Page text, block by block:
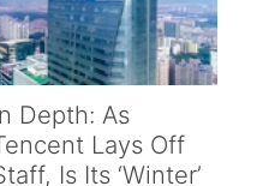
Depth: As
Lays Off
Is Its ‘Winter’